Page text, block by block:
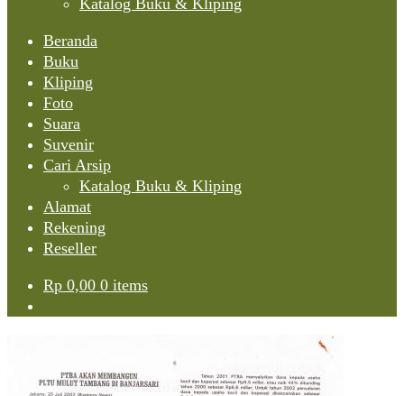
Katalog Buku & Kliping
Beranda
Buku
Kliping
Foto
Suara
Suvenir
Cari Arsip
Katalog Buku & Kliping
Alamat
Rekening
Reseller
Rp 0,00 0 items